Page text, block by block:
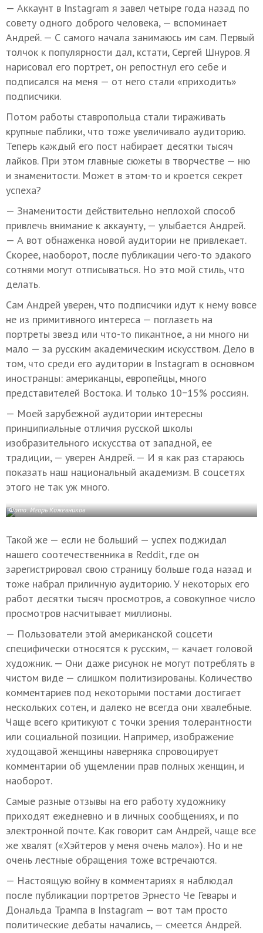
— Аккаунт в Instagram я завел четыре года назад по
совету одного доброго человека, — вспоминает
Андрей. — С самого начала занимаюсь им сам. Первый
толчок к популярности дал, кстати, Сергей Шнуров. Я
нарисовал его портрет, он репостнул его себе и
подписался на меня — от него стали «приходить»
подписчики.
Потом работы ставропольца стали тираживать
крупные паблики, что тоже увеличивало аудиторию.
Теперь каждый его пост набирает десятки тысяч
лайков. При этом главные сюжеты в творчестве — ню
и знаменитости. Может в этом-то и кроется секрет
успеха?
— Знаменитости действительно неплохой способ
привлечь внимание к аккаунту, — улыбается Андрей.
— А вот обнаженка новой аудитории не привлекает.
Скорее, наоборот, после публикации чего-то эдакого
сотнями могут отписываться. Но это мой стиль, что
делать.
Сам Андрей уверен, что подписчики идут к нему вовсе
не из примитивного интереса — поглазеть на
портреты звезд или что-то пикантное, а ни много ни
мало — за русским академическим искусством. Дело в
том, что среди его аудитории в Instagram в основном
иностранцы: американцы, европейцы, много
представителей Востока. И только 10−15% россиян.
— Моей зарубежной аудитории интересны
принципиальные отличия русской школы
изобразительного искусства от западной, ее
традиции, — уверен Андрей. — И я как раз стараюсь
показать наш национальный академизм. В соцсетях
этого не так уж много.
Фото: Игорь Кожевников
Такой же — если не больший — успех поджидал
нашего соотечественника в Reddit, где он
зарегистрировал свою страницу больше года назад и
тоже набрал приличную аудиторию. У некоторых его
работ десятки тысяч просмотров, а совокупное число
просмотров насчитывает миллионы.
— Пользователи этой американской соцсети
специфически относятся к русским, — качает головой
художник. — Они даже рисунок не могут потреблять в
чистом виде — слишком политизированы. Количество
комментариев под некоторыми постами достигает
нескольких сотен, и далеко не всегда они хвалебные.
Чаще всего критикуют с точки зрения толерантности
или социальной позиции. Например, изображение
худощавой женщины наверняка спровоцирует
комментарии об ущемлении прав полных женщин, и
наоборот.
Самые разные отзывы на его работу художнику
приходят ежедневно и в личных сообщениях, и по
электронной почте. Как говорит сам Андрей, чаще все
же хвалят («Хэйтеров у меня очень мало»). Но и не
очень лестные обращения тоже встречаются.
— Настоящую войну в комментариях я наблюдал
после публикации портретов Эрнесто Че Гевары и
Дональда Трампа в Instagram — вот там просто
политические дебаты начались, — смеется Андрей.